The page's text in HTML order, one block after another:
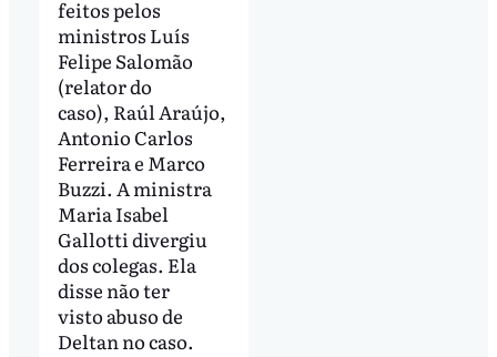
feitos pelos
ministros Luís
Felipe Salomão
(relator do
caso), Raúl Araújo,
Antonio Carlos
Ferreira e Marco
Buzzi. A ministra
Maria Isabel
Gallotti divergiu
dos colegas. Ela
disse não ter
visto abuso de
Deltan no caso.